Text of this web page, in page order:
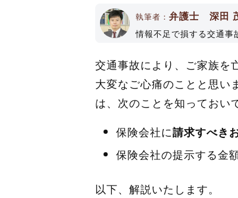
執筆者： 弁護士 深田
情報不足で損する交通事
属（登録No33161）
交通事故により、ご家族を
大変なご心痛のことと思い
は、次のことを知っておい
保険会社に請求すべき
保険会社の提示する金
以下、解説いたします。